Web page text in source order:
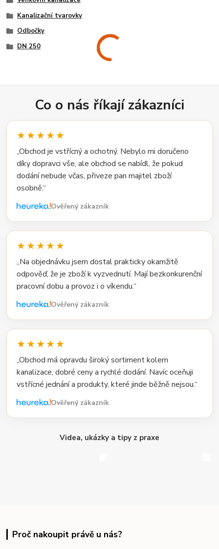
Kanalizační tvarovky
Odbočky
DN 250
Co o nás říkají zákazníci
★★★★★
„Obchod je vstřícný a ochotný. Nebylo mi doručeno
díky dopravci vše, ale obchod se nabídl, že pokud
dodání nebude včas, přiveze pan majitel zboží
osobně.“
Ověřený zákazník
★★★★★
„Na objednávku jsem dostal prakticky okamžitě
odpověď, že je zboží k vyzvednutí. Mají bezkonkurenční
pracovní dobu a provoz i o víkendu.“
Ověřený zákazník
★★★★★
„Obchod má opravdu široký sortiment kolem
kanalizace, dobré ceny a rychlé dodání. Navíc oceňuji
vstřícné jednání a produkty, které jinde běžně nejsou.“
Ověřený zákazník
Videa, ukázky a tipy z praxe
Proč nakoupit právě u nás?